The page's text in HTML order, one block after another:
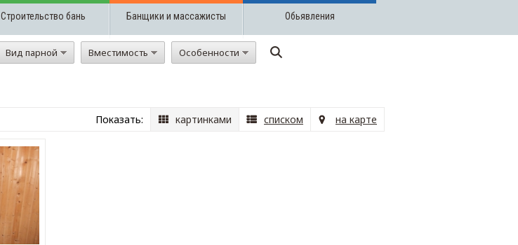
Строительство бань Банщики и массажисты Обьявления
Вид парной Вместимость Особенности
Показать: картинками списком на карте